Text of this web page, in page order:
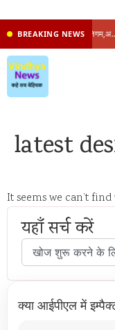
BREAKING NEWS प्रभारी मंत्री के निशाने पर नगर निगम,अफसरों को 10 दिन का अल्टीमेटम,नहीं होगी कार्रवाई, महापौर-आयुक्त के बीच सौहार्दहीनता पर मंत्री ने उठाए सवाल
latest
It seems we can’t
यहाँ सर्च करें
क्या आईपीएल में